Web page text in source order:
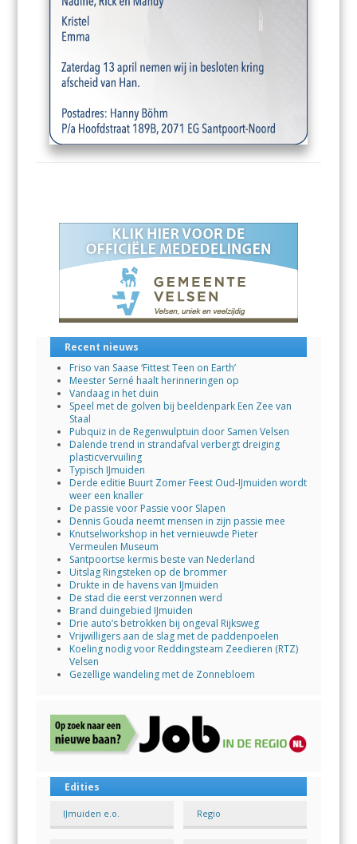
Recent nieuws
Friso van Saase ‘Fittest Teen on Earth’
Meester Serné haalt herinneringen op
Vandaag in het duin
Speel met de golven bij beeldenpark Een Zee van
Staal
Pubquiz in de Regenwulptuin door Samen Velsen
Dalende trend in strandafval verbergt dreiging
plasticvervuiling
Typisch IJmuiden
Derde editie Buurt Zomer Feest Oud-IJmuiden wordt
weer een knaller
De passie voor Passie voor Slapen
Dennis Gouda neemt mensen in zijn passie mee
Knutselworkshop in het vernieuwde Pieter
Vermeulen Museum
Santpoortse kermis beste van Nederland
Uitslag Ringsteken op de brommer
Drukte in de havens van IJmuiden
De stad die eerst verzonnen werd
Brand duingebied IJmuiden
Drie auto’s betrokken bij ongeval Rijksweg
Vrijwilligers aan de slag met de paddenpoelen
Koeling nodig voor Reddingsteam Zeedieren (RTZ)
Velsen
Gezellige wandeling met de Zonnebloem
Edities
IJmuiden e.o. Regio